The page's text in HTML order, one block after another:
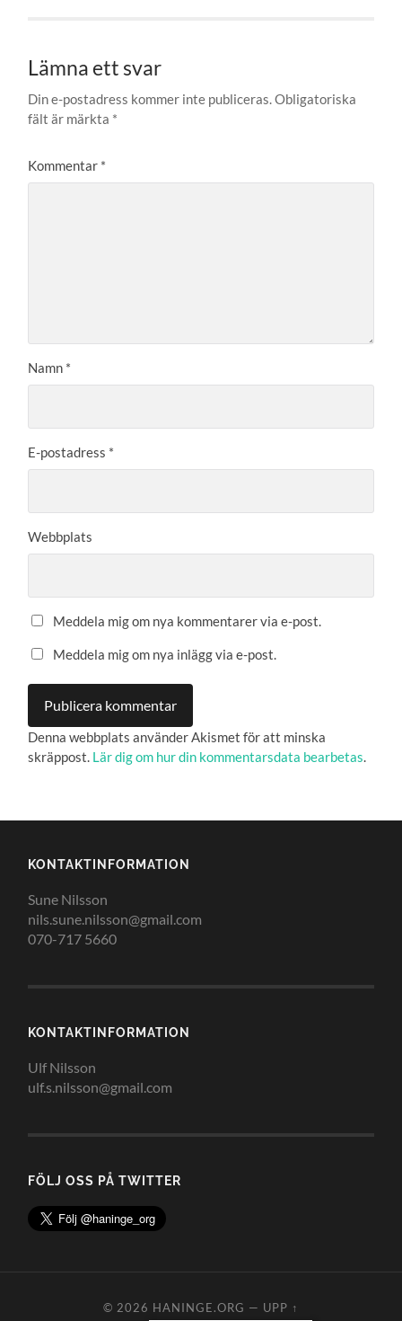
Lämna ett svar
Din e-postadress kommer inte publiceras.Obligatoriska
fält är märkta *
Kommentar *
Namn *
E-postadress *
Webbplats
Meddela mig om nya kommentarer via e-post.
Meddela mig om nya inlägg via e-post.
Denna webbplats använder Akismet för att minska
skräppost. Lär dig om hur din kommentarsdata bearbetas.
KONTAKTINFORMATION
Sune Nilsson
nils.sune.nilsson@gmail.com
070-717 5660
KONTAKTINFORMATION
Ulf Nilsson
ulf.s.nilsson@gmail.com
FÖLJ OSS PÅ TWITTER
© 2026 HANINGE.ORG — UPP ↑